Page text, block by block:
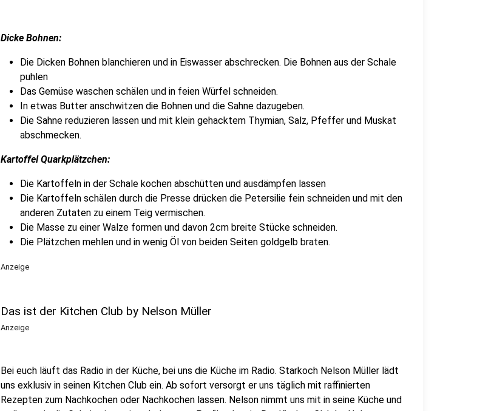
Dicke Bohnen:
Die Dicken Bohnen blanchieren und in Eiswasser abschrecken. Die Bohnen aus der Schale
puhlen
Das Gemüse waschen schälen und in feien Würfel schneiden.
In etwas Butter anschwitzen die Bohnen und die Sahne dazugeben.
Die Sahne reduzieren lassen und mit klein gehacktem Thymian, Salz, Pfeffer und Muskat
abschmecken.
Kartoffel Quarkplätzchen:
Die Kartoffeln in der Schale kochen abschütten und ausdämpfen lassen
Die Kartoffeln schälen durch die Presse drücken die Petersilie fein schneiden und mit den
anderen Zutaten zu einem Teig vermischen.
Die Masse zu einer Walze formen und davon 2cm breite Stücke schneiden.
Die Plätzchen mehlen und in wenig Öl von beiden Seiten goldgelb braten.
Anzeige
Das ist der Kitchen Club by Nelson Müller
Anzeige
Bei euch läuft das Radio in der Küche, bei uns die Küche im Radio. Starkoch Nelson Müller lädt
uns exklusiv in seinen Kitchen Club ein. Ab sofort versorgt er uns täglich mit raffinierten
Rezepten zum Nachkochen oder Nachkochen lassen. Nelson nimmt uns mit in seine Küche und